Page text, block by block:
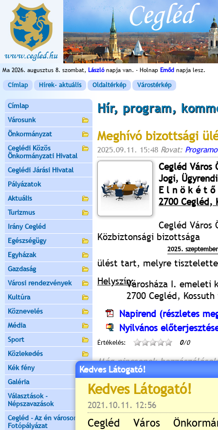
Ma 2026. augusztus 8. szombat, Lászlónapja van. - Holnap Emőd napja lesz.
Címlap Hírek- aktuális Oldaltérkép Várostérkép
Címlap
Városunk
Önkormányzat
Ceglédi Közös
Önkormányzati Hivatal
Ceglédi Járási Hivatal
Pályázatok
Aktuális
Turizmus
Irány Cegléd
Egészségügy
Egyházak
Gazdaság
Városi rendezvények
Kultúra
Köznevelés
Média
Sport
Közlekedés
Kék fény
Galéria
Választások -
Népszavazások
Cegléd - Az én városom -
Fotópályázat
Hír, program,
Meghívó bizottsági
2025.09.11. 15:48 Rovat:
Cegléd Város
Jogi,
E l n ö k é t ő
2700 Cegléd,
Cegléd Város
Közbiztonsági bizottsága
2025.
ülést tart, melyre
Helyszín:Városháza I. emeleti
2700 Cegléd,
Napirend (részletes
Nyilvános
Értékelés: 0/0
Még nincsenek hozzászólások
Új hozzászólás:
Kérjük jelentkezzen be,
Kedves Látogató!